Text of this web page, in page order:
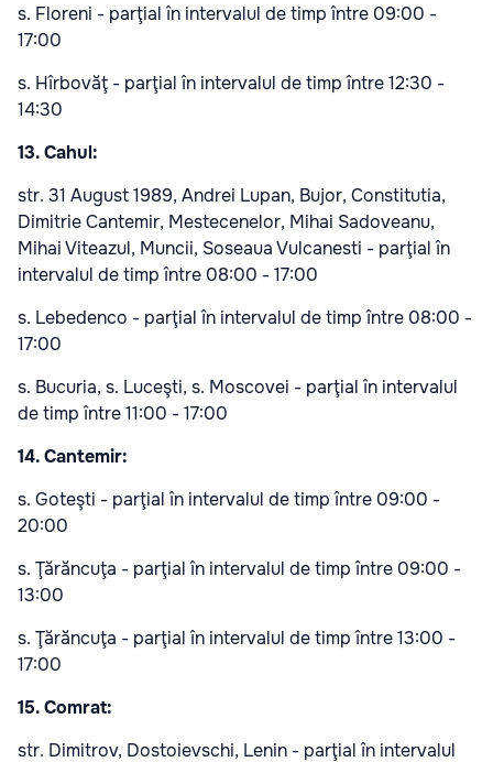
s. Floreni - parţial în intervalul de timp între 09:00 -
17:00
s. Hîrbovăţ - parţial în intervalul de timp între 12:30 -
14:30
13. Cahul:
str. 31 August 1989, Andrei Lupan, Bujor, Constitutia,
Dimitrie Cantemir, Mestecenelor, Mihai Sadoveanu,
Mihai Viteazul, Muncii, Soseaua Vulcanesti - parţial în
intervalul de timp între 08:00 - 17:00
s. Lebedenco - parţial în intervalul de timp între 08:00 -
17:00
s. Bucuria, s. Luceşti, s. Moscovei - parţial în intervalul
de timp între 11:00 - 17:00
14. Cantemir:
s. Goteşti - parţial în intervalul de timp între 09:00 -
20:00
s. Ţărăncuţa - parţial în intervalul de timp între 09:00 -
13:00
s. Ţărăncuţa - parţial în intervalul de timp între 13:00 -
17:00
15. Comrat:
str. Dimitrov, Dostoievschi, Lenin - parţial în intervalul